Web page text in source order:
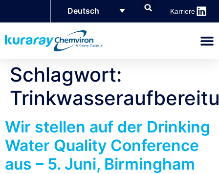
Karriere
Deutsch
Schlagwort:
Wir stellen auf der Drinking
Water Quality Conference
aus – 5. Juni, Birmingham